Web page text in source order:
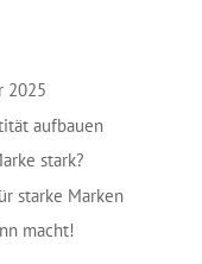
2025
aufbauen
stark?
starke Marken
macht!